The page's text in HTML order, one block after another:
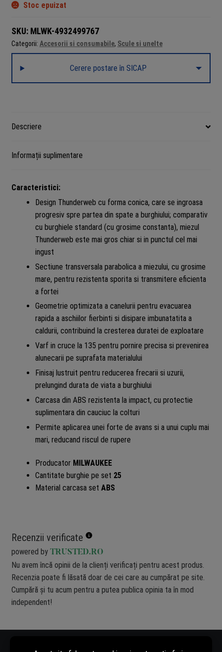
Stoc epuizat
SKU: MLWK-4932499767
Categorii: Accesorii si consumabile, Scule si unelte
Cerere postare în SICAP
Descriere
Informații suplimentare
Caracteristici:
Design Thunderweb cu forma conica, care se ingroasa
progresiv spre partea din spate a burghiului; comparativ
cu burghiele standard (cu grosime constanta), miezul
Thunderweb este mai gros chiar si in punctul cel mai
ingust
Sectiune transversala parabolica a miezului, cu grosime
mare, pentru rezistenta sporita si transmitere eficienta
a fortei
Geometrie optimizata a canelurii pentru evacuarea
rapida a aschiilor fierbinti si disipare imbunatatita a
caldurii, contribuind la cresterea duratei de exploatare
Varf in cruce la 135 pentru pornire precisa si prevenirea
alunecarii pe suprafata materialului
Finisaj lustruit pentru reducerea frecarii si uzurii,
prelungind durata de viata a burghiului
Carcasa din ABS rezistenta la impact, cu protectie
suplimentara din cauciuc la colturi
Permite aplicarea unei forte de avans si a unui cuplu mai
mari, reducand riscul de rupere
Producator MILWAUKEE
Cantitate burghie pe set 25
Material carcasa set ABS
Recenzii verificate
powered by TRUSTED.RO
Nu avem încă opinii de la clienți verificați pentru acest produs.
Recenzia poate fi lăsată doar de cei care au cumpărat pe site.
Cumpără și tu acum pentru a putea publica opinia ta în mod
independent!